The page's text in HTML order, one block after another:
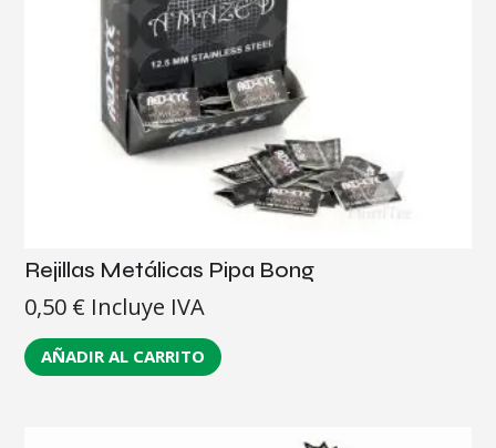
Rejillas Metálicas Pipa Bong
0,50 € Incluye IVA
AÑADIR AL CARRITO